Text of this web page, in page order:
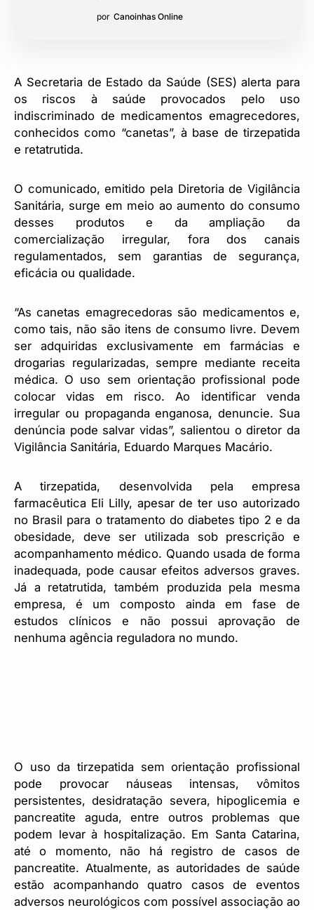
por Canoinhas Online
A Secretaria de Estado da Saúde (SES) alerta para
os riscos à saúde provocados pelo uso
indiscriminado de medicamentos emagrecedores,
conhecidos como “canetas”, à base de tirzepatida
e retatrutida.
O comunicado, emitido pela Diretoria de Vigilância
Sanitária, surge em meio ao aumento do consumo
desses produtos e da ampliação da
comercialização irregular, fora dos canais
regulamentados, sem garantias de segurança,
eficácia ou qualidade.
“As canetas emagrecedoras são medicamentos e,
como tais, não são itens de consumo livre. Devem
ser adquiridas exclusivamente em farmácias e
drogarias regularizadas, sempre mediante receita
médica. O uso sem orientação profissional pode
colocar vidas em risco. Ao identificar venda
irregular ou propaganda enganosa, denuncie. Sua
denúncia pode salvar vidas”, salientou o diretor da
Vigilância Sanitária, Eduardo Marques Macário.
A tirzepatida, desenvolvida pela empresa
farmacêutica Eli Lilly, apesar de ter uso autorizado
no Brasil para o tratamento do diabetes tipo 2 e da
obesidade, deve ser utilizada sob prescrição e
acompanhamento médico. Quando usada de forma
inadequada, pode causar efeitos adversos graves.
Já a retatrutida, também produzida pela mesma
empresa, é um composto ainda em fase de
estudos clínicos e não possui aprovação de
nenhuma agência reguladora no mundo.
O uso da tirzepatida sem orientação profissional
pode provocar náuseas intensas, vômitos
persistentes, desidratação severa, hipoglicemia e
pancreatite aguda, entre outros problemas que
podem levar à hospitalização. Em Santa Catarina,
até o momento, não há registro de casos de
pancreatite. Atualmente, as autoridades de saúde
estão acompanhando quatro casos de eventos
adversos neurológicos com possível associação ao